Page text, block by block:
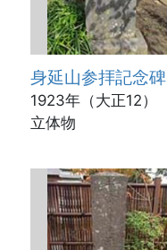
身延山参拝記念碑
1923年（大正12）
立体物